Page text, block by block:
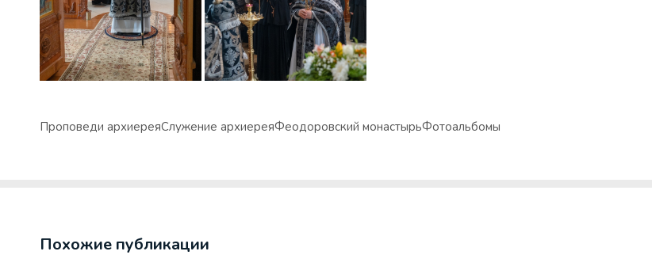
Проповеди архиереяСлужение архиереяФеодоровский монастырьФотоальбомы
Похожие публикации